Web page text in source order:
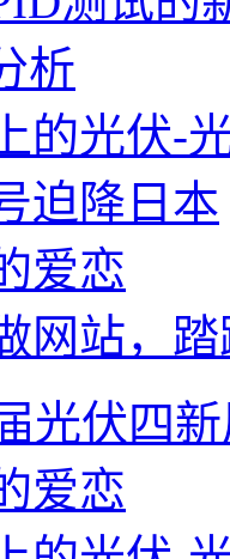
析
的光伏-
迫降日本
爱恋
网站，
光伏四
爱恋